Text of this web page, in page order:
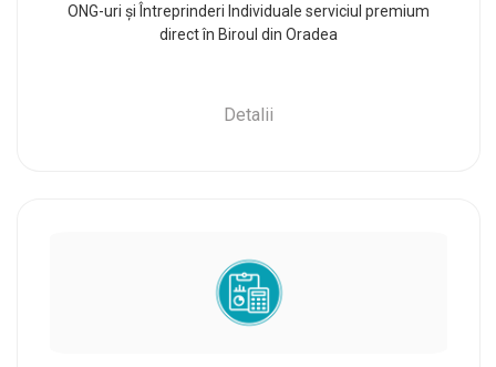
ONG-uri și Întreprinderi Individuale serviciul premium
direct în Biroul din Oradea
Detalii